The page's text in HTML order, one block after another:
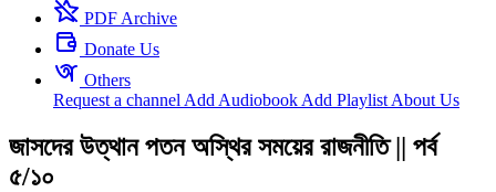
PDF Archive
Donate Us
Others
Request a channel Add Audiobook Add Playlist About Us
জাসদের উত্থান পতন অস্থির সময়ের রাজনীতি || পর্ব
৫/১০